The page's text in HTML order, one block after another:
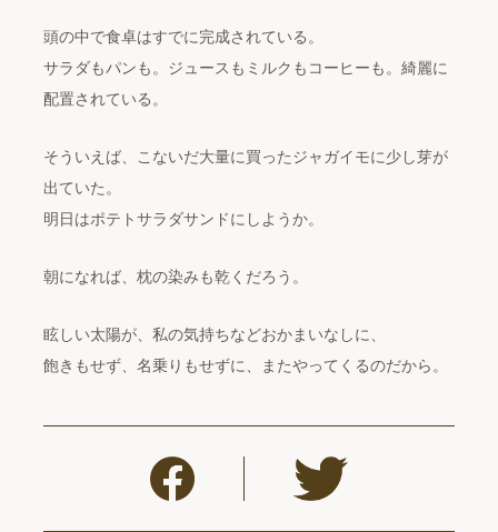
頭の中で食卓はすでに完成されている。
サラダもパンも。ジュースもミルクもコーヒーも。綺麗に
配置されている。
そういえば、こないだ大量に買ったジャガイモに少し芽が
出ていた。
明日はポテトサラダサンドにしようか。
朝になれば、枕の染みも乾くだろう。
眩しい太陽が、私の気持ちなどおかまいなしに、
飽きもせず、名乗りもせずに、またやってくるのだから。